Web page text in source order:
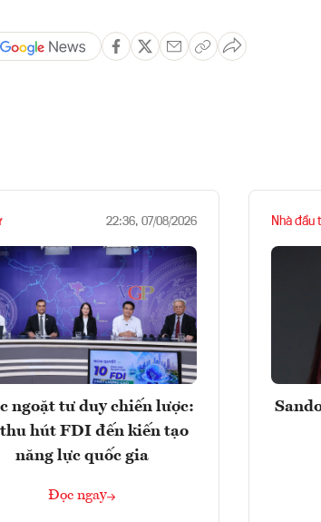
22:36, 07/08/2026
ngoặt tư duy chiến lược:
hút FDI đến kiến tạo
năng lực quốc gia
Đọc ngay
Nhà đầu